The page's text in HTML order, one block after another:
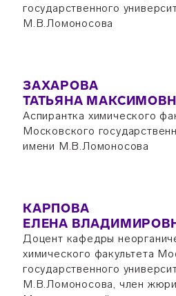
государственного
М.В.Ломоносова
ЗАХАРОВА
ТАТЬЯНА
Аспирантка химического
Московского
имени М.В.Ломоносова
КАРПОВА
ЕЛЕНА
Доцент кафедры
химического факультета
государственного
М.В.Ломоносова, член